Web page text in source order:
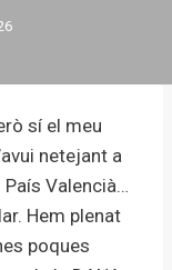
sí el meu
netejant a
País Valencià…
Hem plenat
poques